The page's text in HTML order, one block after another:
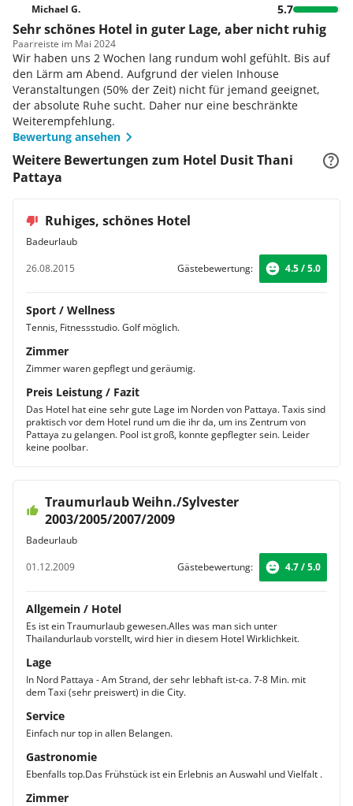
Michael G. 5.7
Sehr schönes Hotel in guter Lage, aber nicht ruhig
Paarreiste im Mai 2024
Wir haben uns 2 Wochen lang rundum wohl gefühlt. Bis auf
den Lärm am Abend. Aufgrund der vielen Inhouse
Veranstaltungen (50% der Zeit) nicht für jemand geeignet,
der absolute Ruhe sucht. Daher nur eine beschränkte
Weiterempfehlung.
Bewertung ansehen
Weitere Bewertungen zum Hotel Dusit Thani
Pattaya
Ruhiges, schönes Hotel
Badeurlaub
26.08.2015
Gästebewertung: 4.5 / 5.0
Sport / Wellness
Tennis, Fitnessstudio. Golf möglich.
Zimmer
Zimmer waren gepflegt und geräumig.
Preis Leistung / Fazit
Das Hotel hat eine sehr gute Lage im Norden von Pattaya. Taxis sind
praktisch vor dem Hotel rund um die ihr da, um ins Zentrum von
Pattaya zu gelangen. Pool ist groß, konnte gepflegter sein. Leider
keine poolbar.
Traumurlaub Weihn./Sylvester
2003/2005/2007/2009
Badeurlaub
01.12.2009
Gästebewertung: 4.7 / 5.0
Allgemein / Hotel
Es ist ein Traumurlaub gewesen.Alles was man sich unter
Thailandurlaub vorstellt, wird hier in diesem Hotel Wirklichkeit.
Lage
In Nord Pattaya - Am Strand, der sehr lebhaft ist-ca. 7-8 Min. mit
dem Taxi (sehr preiswert) in die City.
Service
Einfach nur top in allen Belangen.
Gastronomie
Ebenfalls top.Das Frühstück ist ein Erlebnis an Auswahl und Vielfalt .
Zimmer